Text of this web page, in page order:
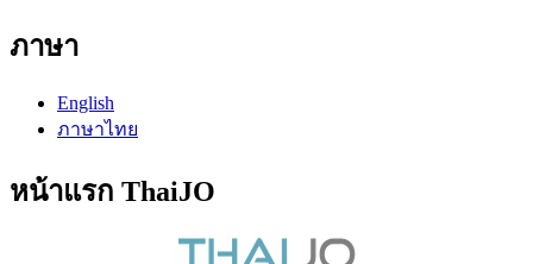
ภาษา
English
ภาษาไทย
หน้าแรก ThaiJO